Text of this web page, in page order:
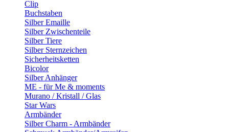
Clip
Buchstaben
Silber Emaille
Silber Zwischenteile
Silber Tiere
Silber Sternzeichen
Sicherheitsketten
Bicolor
Silber Anhänger
ME - für Me & moments
Murano / Kristall / Glas
Star Wars
Armbänder
Silber Charm - Armbänder